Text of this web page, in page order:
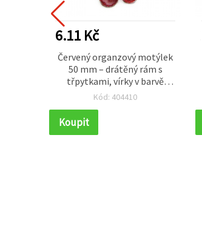
6.11 Kč
Červený organzový motýlek
50 mm – drátěný rám s
třpytkami, vírky v barvě
stříbra, štrasové kamínky a
na tvoření, aranžování
květin, domácí dekorace a
Kód: 404410
Koupit